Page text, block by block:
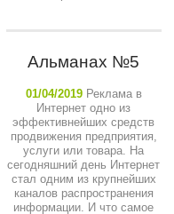
Альманах №5
01/04/2019 Реклама в
Интернет одно из
эффективнейших средств
продвижения предприятия,
услуги или товара. На
сегодняшний день Интернет
стал одним из крупнейших
каналов распространения
информации. И что самое